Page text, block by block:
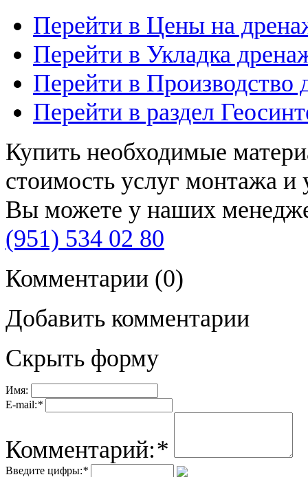
Перейти в Цены на
Перейти в Укладка
Перейти в Производство
Перейти в раздел
Купить необходимые
стоимость услуг монтажа и
Вы можете у наших
(951) 534 02 80
Комментарии (0)
Добавить комментарии
Скрыть форму
Имя:
E-mail:*
Комментарий:*
Введите цифры:*